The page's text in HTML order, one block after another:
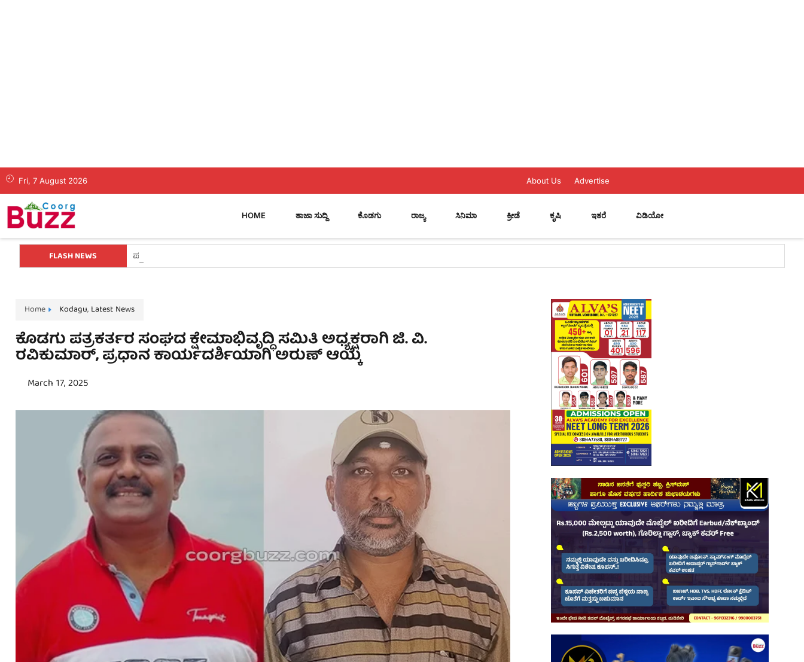
Fri, 7 August 2026 About Us Advertise
HOME ತಾಜಾ ಸುದ್ದಿ ಕೊಡಗು ರಾಜ್ಯ ಸಿನಿಮಾ ಕ್ರೀಡೆ ಕೃಷಿ ಇತರೆ ವಿಡಿಯೋ
FLASH NEWS ಕೊಡಗಿನ ಯುವ ನಾಯಕ ಪೊನ್ನಣ್ಣಗೆ ಸಚಿವ ಸ್ಥಾನ..? ನಿಯೋಗದ ಎದುರು ಸಿಎಂ ಡಿ.ಕೆ. ಶಿವಕುಮಾರ್ ಮಹತ್ವದ ಸುಳಿವು..!
Home Kodagu, Latest News
ಕೊಡಗು ಪತ್ರಕರ್ತರ ಸಂಘದ ಕ್ಷೇಮಾಭಿವೃದ್ಧಿ ಸಮಿತಿ ಅಧ್ಯಕ್ಷರಾಗಿ ಜಿ. ವಿ.
ರವಿಕುಮಾರ್, ಪ್ರಧಾನ ಕಾರ್ಯದರ್ಶಿಯಾಗಿ ಅರುಣ್ ಆಯ್ಕೆ
March 17, 2025